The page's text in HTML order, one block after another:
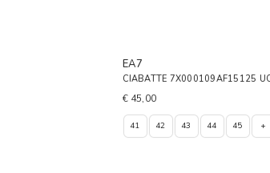
EA7
CIABATTE 7X000109AF15125
€ 45,00
41 42 43 44 45 +